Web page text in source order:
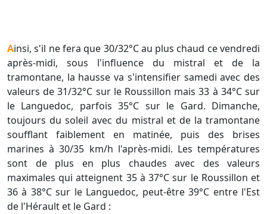
Ainsi, s'il ne fera que 30/32°C au plus chaud ce vendredi
après-midi, sous l'influence du mistral et de la
tramontane, la hausse va s'intensifier samedi avec des
valeurs de 31/32°C sur le Roussillon mais 33 à 34°C sur
le Languedoc, parfois 35°C sur le Gard. Dimanche,
toujours du soleil avec du mistral et de la tramontane
soufflant faiblement en matinée, puis des brises
marines à 30/35 km/h l'après-midi. Les températures
sont de plus en plus chaudes avec des valeurs
maximales qui atteignent 35 à 37°C sur le Roussillon et
36 à 38°C sur le Languedoc, peut-être 39°C entre l'Est
de l'Hérault et le Gard :